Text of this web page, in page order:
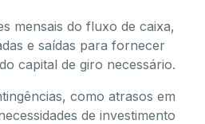
mensais do fluxo de caixa,
e saídas para fornecer
capital de giro necessário.
como atrasos em
de investimento